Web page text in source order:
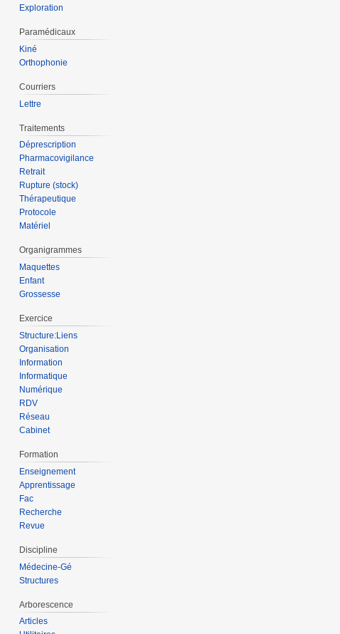
Exploration
Paramédicaux
Kiné
Orthophonie
Courriers
Lettre
Traitements
Déprescription
Pharmacovigilance
Retrait
Rupture (stock)
Thérapeutique
Protocole
Matériel
Organigrammes
Maquettes
Enfant
Grossesse
Exercice
Structure:Liens
Organisation
Information
Informatique
Numérique
RDV
Réseau
Cabinet
Formation
Enseignement
Apprentissage
Fac
Recherche
Revue
Discipline
Médecine-Gé
Structures
Arborescence
Articles